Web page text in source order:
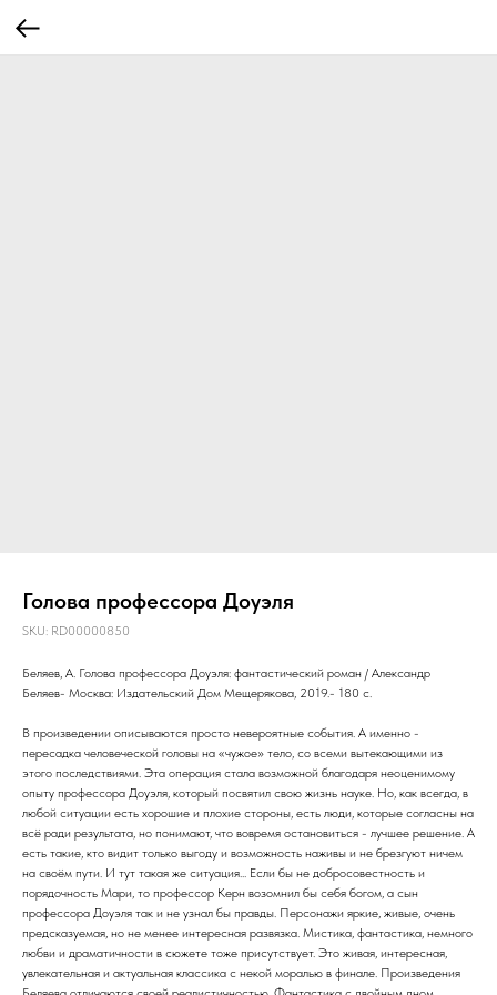
Голова профессора Доуэля
SKU: RD00000850
Беляев, А. Голова профессора Доуэля: фантастический роман / Александр
Беляев- Москва: Издательский Дом Мещерякова, 2019.- 180 с.
В произведении описываются просто невероятные события. А именно -
пересадка человеческой головы на «чужое» тело, со всеми вытекающими из
этого последствиями. Эта операция стала возможной благодаря неоценимому
опыту профессора Доуэля, который посвятил свою жизнь науке. Но, как всегда, в
любой ситуации есть хорошие и плохие стороны, есть люди, которые согласны на
всё ради результата, но понимают, что вовремя остановиться - лучшее решение. А
есть такие, кто видит только выгоду и возможность наживы и не брезгуют ничем
на своём пути. И тут такая же ситуация... Если бы не добросовестность и
порядочность Мари, то профессор Керн возомнил бы себя богом, а сын
профессора Доуэля так и не узнал бы правды. Персонажи яркие, живые, очень
предсказуемая, но не менее интересная развязка. Мистика, фантастика, немного
любви и драматичности в сюжете тоже присутствует. Это живая, интересная,
увлекательная и актуальная классика с некой моралью в финале. Произведения